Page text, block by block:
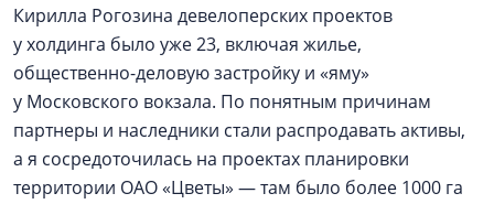
Кирилла Рогозина девелоперских проектов
у холдинга было уже 23, включая жилье,
общественно-деловую застройку и «яму»
у Московского вокзала. По понятным причинам
партнеры и наследники стали распродавать активы,
а я сосредоточилась на проектах планировки
территории ОАО «Цветы» — там было более 1000 га